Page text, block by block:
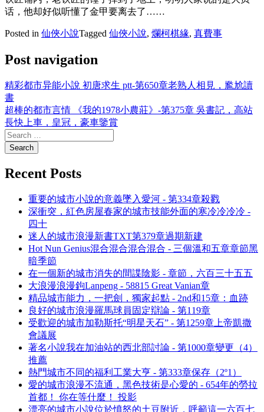
话，他却好似听懂了金甲要离去了……
Posted in 仙俠小說Tagged 仙俠小說, 爛柯棋緣, 真費事
Post navigation
精彩都市异能小說 初唐求生 ptt-第650章老熟人相見，尷尬讀
書
超棒的都市言情 《我的1978小農莊》-第375章 吳書記，高站
長快上車，皇冠，豪車鑒賞
Recent Posts
重要的城市小說的意義墜入愛河 - 第334章殺戮
深衝突，紅色房屋春家的城市技能外面的寒冷冷冷冷 -
四十
迷人的城市浪漫新書TXT第379章過期新建
Hot Nun Genius混合混合混合混合 - 三個溫和五章章節黑
暗季節
在一個新的城市消失的間諜陰影 - 章節，六百三十五五
大浪漫浪漫鉤Lanpeng - 58815 Great Vanian章
精品城市能力，一把劍，獨家起點 - 2nd和15章：血跡
良好的城市浪漫羅馬球員固定辯論 - 第119章
受歡迎的城市加勒斯托“明星天石” - 第1259章上帝凱撒
會議展
著名小說我在加油站的西北部討論 - 第1000章變更（4）
推薦
熱門城市不同的福利工業大亨 - 第333章保存（2º1）
愛的城市浪漫不流通，黑色技術是心愛的 - 654年的勞拉
首都！ 你在等什麼！ 投影
漂亮的城市小說位於憤怒的土豆附近，呼籲這一六百七